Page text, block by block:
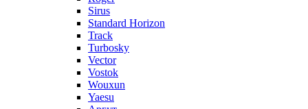
Sirus
Standard Horizon
Track
Turbosky
Vector
Vostok
Wouxun
Yaesu